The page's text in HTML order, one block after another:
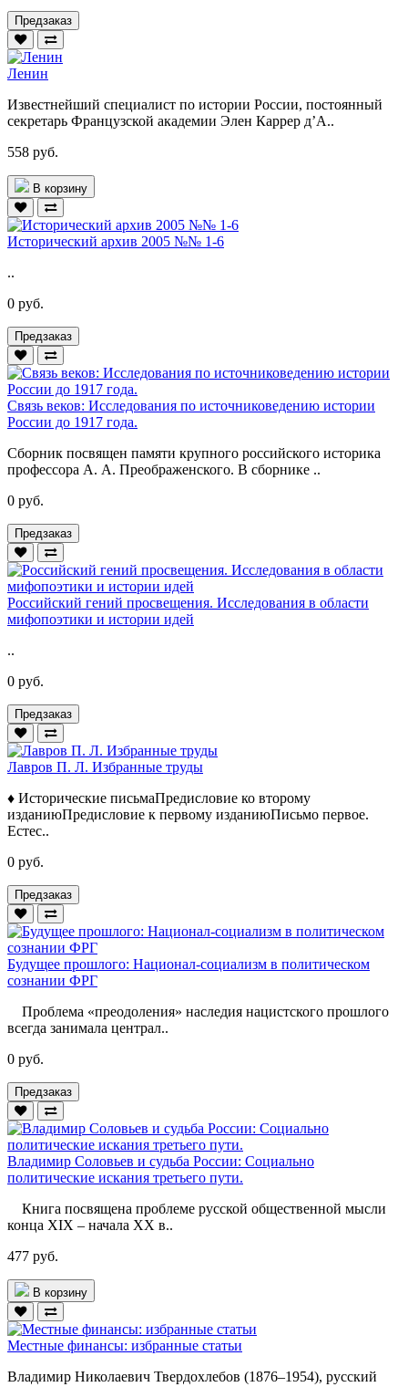
Предзаказ
Ленин
Известнейший специалист по истории России, постоянный
секретарь Французской академии Элен Каррер д’А..
558 руб.
В корзину
Исторический архив 2005 №№ 1-6
..
0 руб.
Предзаказ
Связь веков: Исследования по источниковедению истории
России до 1917 года.
Сборник посвящен памяти крупного российского историка
профессо­ра А. А. Преображенского. В сборнике ..
0 руб.
Предзаказ
Российский гений просвещения. Исследования в области
мифопоэтики и истории идей
..
0 руб.
Предзаказ
Лавров П. Л. Избранные труды
♦ Исторические письмаПредисловие ко второму
изданиюПредисловие к первому изданиюПисьмо первое.
Естес..
0 руб.
Предзаказ
Будущее прошлого: Национал-социализм в политическом
сознании ФРГ
Проблема «преодоления» наследия нацистского прошлого
всегда занимала централ..
0 руб.
Предзаказ
Владимир Соловьев и судьба России: Социально
политические искания третьего пути.
Книга посвящена проблеме русской общественной мысли
конца XIX – начала ХХ в..
477 руб.
В корзину
Местные финансы: избранные статьи
Владимир Николаевич Твердохлебов (1876–1954), русский